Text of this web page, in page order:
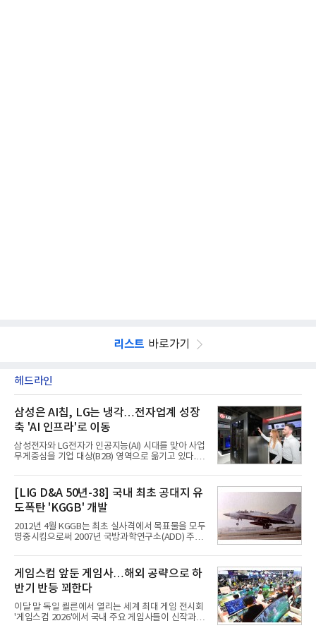
리스트 바로가기
헤드라인
삼성은 AI칩, LG는 냉각…전자업계 성장
축 'AI 인프라'로 이동
삼성전자와 LG전자가 인공지능(AI) 시대를 맞아 사업
무게중심을 기업 대상(B2B) 영역으로 옮기고 있다.
접어든 가운데 삼성전자는 AI 반도체를 중심으로 데
이터센터 생태계 공략을 강화하고 LG전자는 냉각솔
루션·전장·로봇 등 기업용 솔루션 사업 확대에 속도를
내고 있다.9일 업계에 따르면 LG전자는 2분기 생활가
전과 프리미엄 제품 경쟁력에 더해 B2B 사업 확대 효
과로 수익성을 방어한 반면 삼성전자는 디바이스경험
(DX) 부문의 TV·생활가전 수익성이 악화됐다. 대신 삼
사업 확대
[LIG D&A 50년-38] 국내 최초 공대지 유
도폭탄 'KGGB' 개발
2012년 4월 KGGB는 최초 실사격에서 목표물을 모두
명중시킴으로써 2007년 국방과학연구소(ADD) 주관
체로 참여했다. 체계개발에는 총 400여억 원의 개발
비와 62개월의 기간이 소요됐다. 한국형 GPS 유도폭
탄 KGGB(Korea GPS Guided Bomb)는 국내 최초
의 공대지 유도폭탄으로 2012년에 최종 전투용 적합
판정을 받았다.우리 공군이 운용하는 모든 전투기에
탑재할 수 있는 KGGB는 일반목적폭탄(General
Purpose Bomb)에 장착하여 운용토록 개발됐다.이
게임스컴 앞둔 게임사…해외 공략으로 하
반기 반등 꾀한다
이달 말 독일 쾰른에서 열리는 세계 최대 게임 전시회
'게임스컴 2026'에서 국내 주요 게임사들이 신작과 글